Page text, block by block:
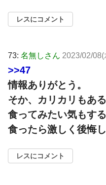
レスにコメント
73: 名無しさん 2023/02/
>>47
情報ありがとう。
そか、カリカリもある
食ってみたい気もす
食ったら激しく後悔
レスにコメント